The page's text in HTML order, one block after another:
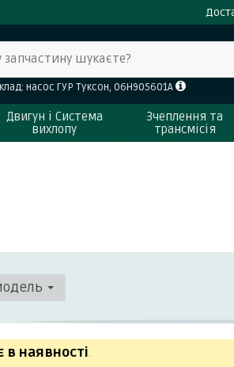
запчастину шукаєте?
насос ГУР Туксон, 06H905601A
Двигун і Система
вихлопу
Зчеплення та
трансмісія
в наявності.